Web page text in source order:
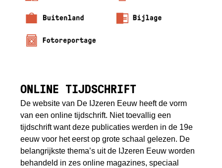
ONLINE TIJDSCHRIFT
De website van De IJzeren Eeuw heeft de vorm
van een online tijdschrift. Niet toevallig een
tijdschrift want deze publicaties werden in de 19e
eeuw voor het eerst op grote schaal gelezen. De
belangrijkste thema’s uit de IJzeren Eeuw worden
behandeld in zes online magazines, speciaal